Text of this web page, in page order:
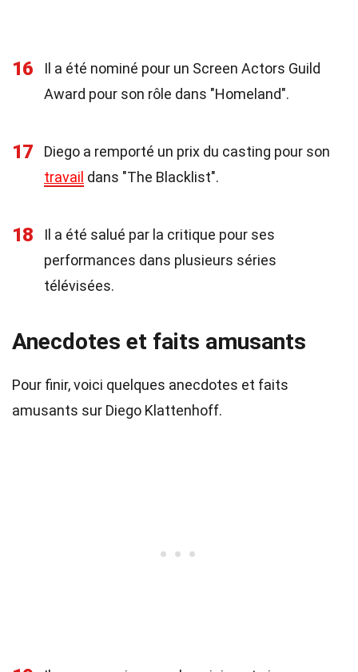
16
Il a été nominé pour un Screen Actors Guild
Award pour son rôle dans "Homeland".
17
Diego a remporté un prix du casting pour son
travail dans "The Blacklist".
18
Il a été salué par la critique pour ses
performances dans plusieurs séries
télévisées.
Anecdotes et faits amusants
Pour finir, voici quelques anecdotes et faits
amusants sur Diego Klattenhoff.